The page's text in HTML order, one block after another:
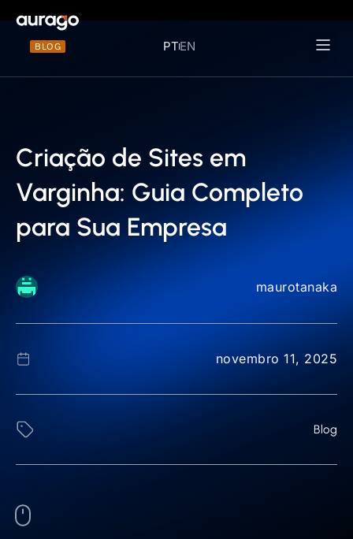
BLOG PTEN
Criação de Sites em
Varginha: Guia Completo
para Sua Empresa
maurotanaka
novembro 11, 2025
Blog